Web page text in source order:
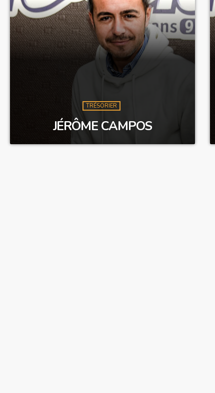
TRÉSORIER
JÉRÔME CAMPOS